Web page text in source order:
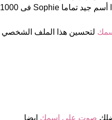
الأحيان يكتب الناس الأسم بطريقة خاطئة فى الخارج هذا أسم جيد تماما Sophie فى 1000
لتحسين هذا الملف الشخصي
صوت على اسمك ايضا